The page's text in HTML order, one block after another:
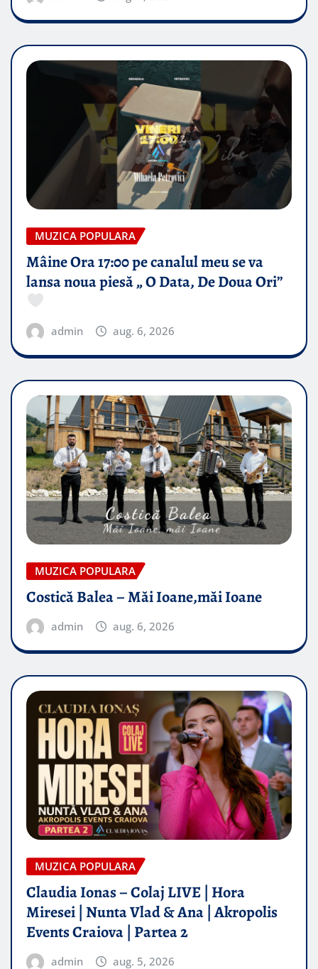
MUZICA POPULARA
Mâine Ora 17:00 pe canalul meu se va
lansa noua piesă „ O Data, De Doua Ori”
admin aug. 6, 2026
MUZICA POPULARA
Costică Balea – Măi Ioane,măi Ioane
admin aug. 6, 2026
MUZICA POPULARA
Claudia Ionas – Colaj LIVE | Hora
Miresei | Nunta Vlad & Ana | Akropolis
Events Craiova | Partea 2
admin aug. 5, 2026